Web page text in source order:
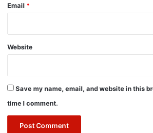
Email *
Website
Save my name, email, and website in this
time I comment.